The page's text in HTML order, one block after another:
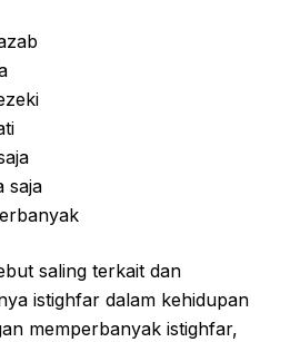
saja
saling terkait dan
istighfar dalam kehidupan
memperbanyak istighfar,